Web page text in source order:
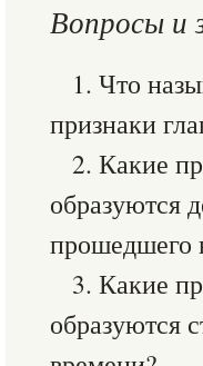
Вопросы и
1. Что
признаки
2. Какие
образуются
прошедшего
3. Какие
образуются